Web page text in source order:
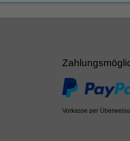
Vorkasse per